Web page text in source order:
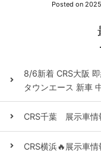
Posted on
8/6新着 CRS大阪
タウンエース 新車
CRS千葉 展示車情
CRS横浜🔥展示車